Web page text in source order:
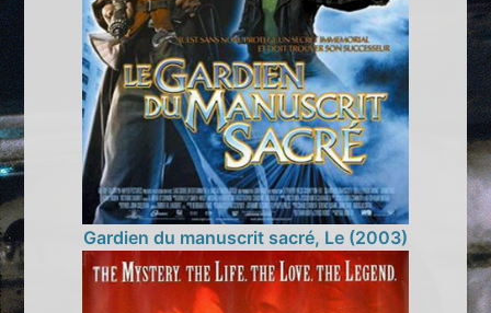
Gardien du manuscrit sacré, Le (2003)